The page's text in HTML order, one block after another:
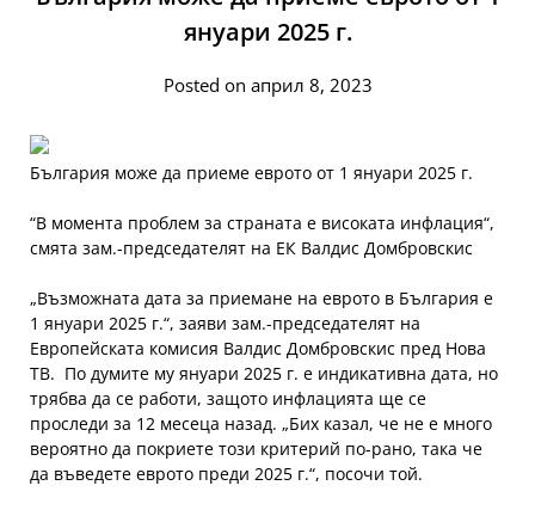
януари 2025 г.
Posted on април 8, 2023
България може да приеме еврото от 1 януари 2025 г.
“В момента проблем за страната е високата инфлация“,
смята зам.-председателят на ЕК Валдис Домбровскис
„Възможната дата за приемане на еврото в България е
1 януари 2025 г.“, заяви зам.-председателят на
Европейската комисия Валдис Домбровскис пред Нова
ТВ. По думите му януари 2025 г. е индикативна дата, но
трябва да се работи, защото инфлацията ще се
проследи за 12 месеца назад. „Бих казал, че не е много
вероятно да покриете този критерий по-рано, така че
да въведете еврото преди 2025 г.“, посочи той.